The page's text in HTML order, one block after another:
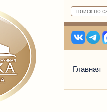
Главная